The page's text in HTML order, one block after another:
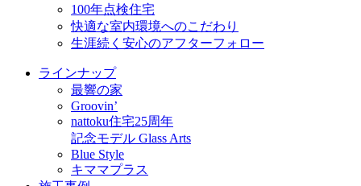
100年点検住宅
快適な室内環境へのこだわり
生涯続く安心のアフターフォロー
ラインナップ
最響の家
Groovin’
nattoku住宅25周年
記念モデル Glass Arts
Blue Style
キママプラス